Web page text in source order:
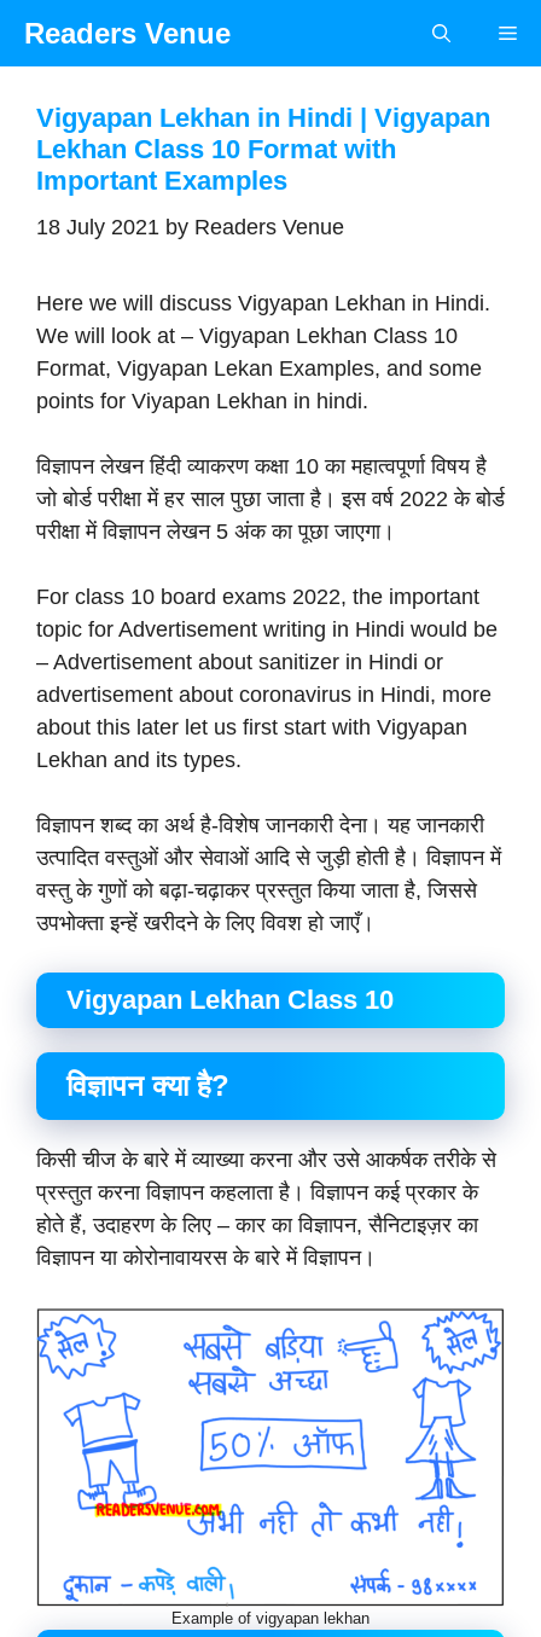
Readers Venue
Vigyapan Lekhan in Hindi | Vigyapan
Lekhan Class 10 Format with
Important Examples
18 July 2021 by Readers Venue
Here we will discuss Vigyapan Lekhan in Hindi.
We will look at – Vigyapan Lekhan Class 10
Format, Vigyapan Lekan Examples, and some
points for Viyapan Lekhan in hindi.
विज्ञापन लेखन हिंदी व्याकरण कक्षा 10 का महात्वपूर्णा विषय है
जो बोर्ड परीक्षा में हर साल पुछा जाता है। इस वर्ष 2022 के बोर्ड
परीक्षा में विज्ञापन लेखन 5 अंक का पूछा जाएगा।
For class 10 board exams 2022, the important
topic for Advertisement writing in Hindi would be
– Advertisement about sanitizer in Hindi or
advertisement about coronavirus in Hindi, more
about this later let us first start with Vigyapan
Lekhan and its types.
विज्ञापन शब्द का अर्थ है-विशेष जानकारी देना। यह जानकारी
उत्पादित वस्तुओं और सेवाओं आदि से जुड़ी होती है। विज्ञापन में
वस्तु के गुणों को बढ़ा-चढ़ाकर प्रस्तुत किया जाता है, जिससे
उपभोक्ता इन्हें खरीदने के लिए विवश हो जाएँ।
Vigyapan Lekhan Class 10
विज्ञापन क्या है?
किसी चीज के बारे में व्याख्या करना और उसे आकर्षक तरीके से
प्रस्तुत करना विज्ञापन कहलाता है। विज्ञापन कई प्रकार के
होते हैं, उदाहरण के लिए – कार का विज्ञापन, सैनिटाइज़र का
विज्ञापन या कोरोनावायरस के बारे में विज्ञापन।
Example of vigyapan lekhan